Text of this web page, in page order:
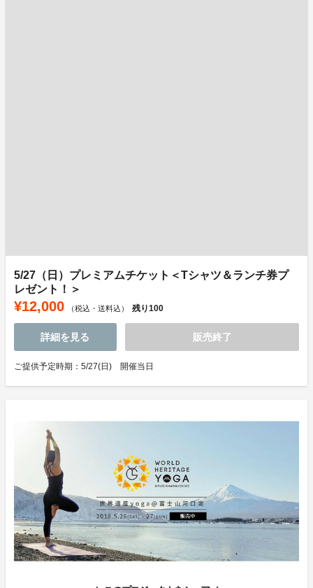
5/27（日）プレミアムチケット＜Tシャツ＆ランチ券プ
レゼント！＞
¥12,000 （税込・送料込） 残り100
詳細を見る 販売終了
ご提供予定時期：5/27(日) 開催当日